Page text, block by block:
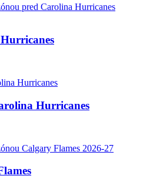
Hurricanes